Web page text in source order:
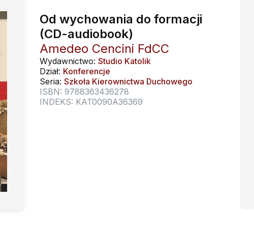
Od wychowania do formacji
(CD-audiobook)
Amedeo Cencini FdCC
Wydawnictwo: Studio Katolik
Dział: Konferencje
Seria: Szkoła Kierownictwa Duchowego
ISBN: 9788363436278
INDEKS: KAT0090A36369